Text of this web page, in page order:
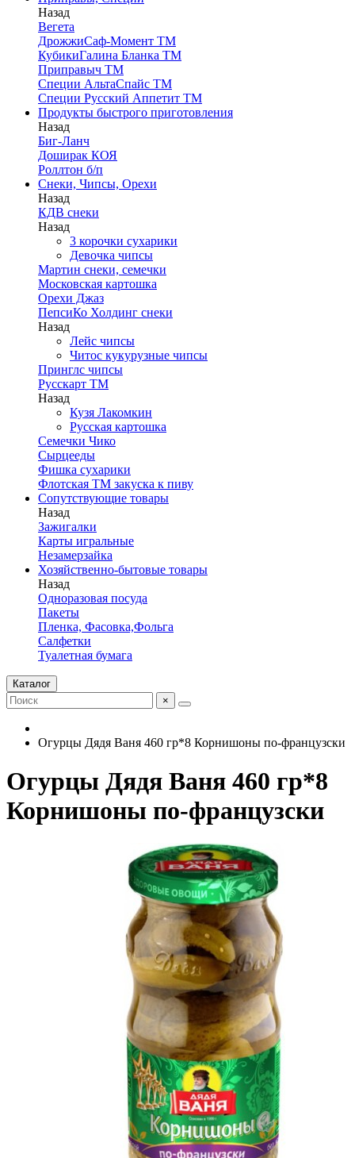
Назад
Вегета
ДрожжиСаф-Момент ТМ
КубикиГалина Бланка ТМ
Приправыч ТМ
Специи АльтаСпайс ТМ
Специи Русский Аппетит ТМ
Продукты быстрого приготовления
Назад
Биг-Ланч
Доширак КОЯ
Роллтон б/п
Снеки, Чипсы, Орехи
Назад
КДВ снеки
Назад
3 корочки сухарики
Девочка чипсы
Мартин снеки, семечки
Московская картошка
Орехи Джаз
ПепсиКо Холдинг снеки
Назад
Лейс чипсы
Читос кукурузные чипсы
Принглс чипсы
Русскарт ТМ
Назад
Кузя Лакомкин
Русская картошка
Семечки Чико
Сырцееды
Фишка сухарики
Флотская ТМ закуска к пиву
Сопутствующие товары
Назад
Зажигалки
Карты игральные
Незамерзайка
Хозяйственно-бытовые товары
Назад
Одноразовая посуда
Пакеты
Пленка, Фасовка,Фольга
Салфетки
Туалетная бумага
Каталог
×
Огурцы Дядя Ваня 460 гр*8 Корнишоны по-французски
Огурцы Дядя Ваня 460 гр*8
Корнишоны по-французски